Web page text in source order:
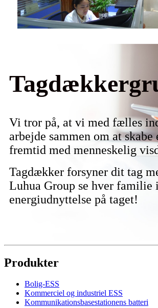
Vi tror på, at vi med fælles
arbejde sammen om at skabe
fremtid med menneskelig
Tagdækker forsyner dit tag
Luhua Group se hver familie
energiudnyttelse på taget!
Produkter
Bolig-ESS
Kommerciel og industriel ESS
Kommunikationsbasestationens batteri